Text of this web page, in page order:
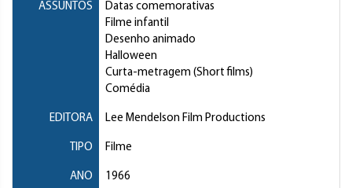
ASSUNTOS
Datas comemorativas
Filme infantil
Desenho animado
Halloween
Curta-metragem (Short films)
Comédia
EDITORA Lee Mendelson Film Productions
TIPO Filme
ANO 1966